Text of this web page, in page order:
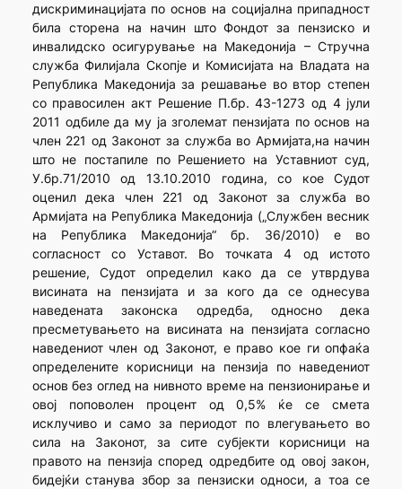
дискриминацијата по основ на социјална припадност
била сторена на начин што Фондот за пензиско и
инвалидско осигурување на Македонија – Стручна
служба Филијала Скопје и Комисијата на Владата на
Република Македонија за решавање во втор степен
со правосилен акт Решение П.бр. 43-1273 од 4 јули
2011 одбиле да му ја зголемат пензијата по основ на
член 221 од Законот за служба во Армијата,на начин
што не постапиле по Решението на Уставниот суд,
У.бр.71/2010 од 13.10.2010 година, со кое Судот
оценил дека член 221 од Законот за служба во
Армијата на Република Македонија („Службен весник
на Република Македонија“ бр. 36/2010) е во
согласност со Уставот. Во точката 4 од истото
решение, Судот определил како да се утврдува
висината на пензијата и за кого да се однесува
наведената законска одредба, односно дека
пресметувањето на висината на пензијата согласно
наведениот член од Законот, е право кое ги опфаќа
определените корисници на пензија по наведениот
основ без оглед на нивното време на пензионирање и
овој поповолен процент од 0,5% ќе се смета
исклучиво и само за периодот по влегувањето во
сила на Законот, за сите субјекти корисници на
правото на пензија според одредбите од овој закон,
бидејќи станува збор за пензиски односи, а тоа се